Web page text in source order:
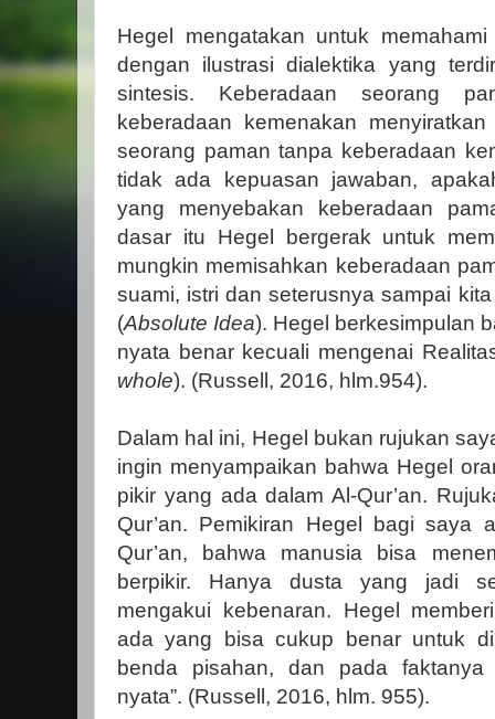
Hegel mengatakan untuk
dengan ilustrasi dialektika yang
sintesis. Keberadaan seorang
keberadaan kemenakan
seorang paman tanpa keberadaan
tidak ada kepuasan jawaban,
yang menyebakan keberadaan
dasar itu Hegel bergerak untuk
mungkin memisahkan keberadaan
suami, istri dan seterusnya sampai
(Absolute Idea). Hegel berkesimpulan
nyata benar kecuali mengenai
whole). (Russell, 2016, hlm.954).
Dalam hal ini, Hegel bukan rujukan
ingin menyampaikan bahwa Hegel
pikir yang ada dalam Al-Qur’an.
Qur’an. Pemikiran Hegel bagi saya
Qur’an, bahwa manusia bisa
berpikir. Hanya dusta yang jadi
mengakui kebenaran. Hegel
ada yang bisa cukup benar untuk
benda pisahan, dan pada
nyata”. (Russell, 2016, hlm. 955).